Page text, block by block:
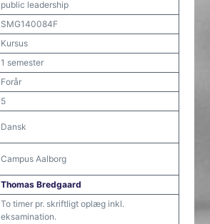
public leadership
SMG140084F
Kursus
1 semester
Forår
5
Dansk
Campus Aalborg
Thomas Bredgaard
To timer pr. skriftligt oplæg inkl.
eksamination.